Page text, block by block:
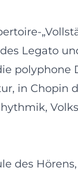
Legato
polyphone
in Chopin
des